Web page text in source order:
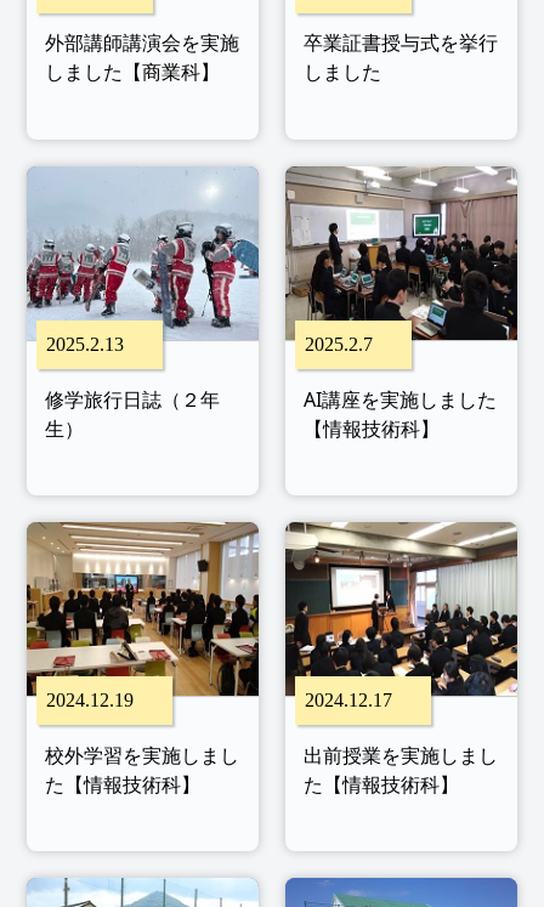
外部講師講演会を実施
しました【商業科】
卒業証書授与式を挙行
しました
2025.2.13
修学旅行日誌（２年
生）
2025.2.7
AI講座を実施しました
【情報技術科】
2024.12.19
校外学習を実施しまし
た【情報技術科】
2024.12.17
出前授業を実施しまし
た【情報技術科】